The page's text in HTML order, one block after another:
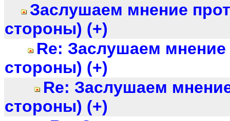
Заслушаем мнение
стороны) (+)
Re: Заслушаем
стороны) (+)
Re: Заслушаем
стороны) (+)